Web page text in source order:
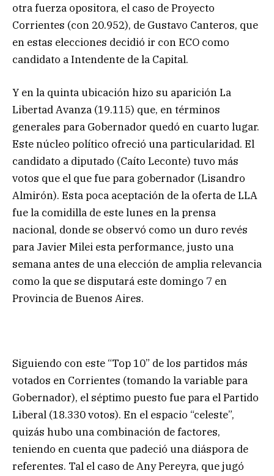
otra fuerza opositora, el caso de Proyecto
Corrientes (con 20.952), de Gustavo Canteros, que
en estas elecciones decidió ir con ECO como
candidato a Intendente de la Capital.
Y en la quinta ubicación hizo su aparición La
Libertad Avanza (19.115) que, en términos
generales para Gobernador quedó en cuarto lugar.
Este núcleo político ofreció una particularidad. El
candidato a diputado (Caíto Leconte) tuvo más
votos que el que fue para gobernador (Lisandro
Almirón). Esta poca aceptación de la oferta de LLA
fue la comidilla de este lunes en la prensa
nacional, donde se observó como un duro revés
para Javier Milei esta performance, justo una
semana antes de una elección de amplia relevancia
como la que se disputará este domingo 7 en
Provincia de Buenos Aires.
Siguiendo con este “Top 10” de los partidos más
votados en Corrientes (tomando la variable para
Gobernador), el séptimo puesto fue para el Partido
Liberal (18.330 votos). En el espacio “celeste”,
quizás hubo una combinación de factores,
teniendo en cuenta que padeció una diáspora de
referentes. Tal el caso de Any Pereyra, que jugó